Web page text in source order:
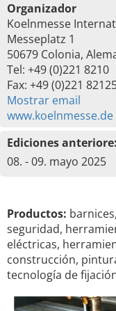
Organizador
Koelnmesse
Messeplatz 1
50679 Colonia,
Tel: +49 (0)221 8210
Fax: +49 (0)221
Mostrar email
www.koelnmesse.de
Ediciones anteriore:
08. - 09. mayo 2025
Productos:
seguridad,
eléctricas,
construcción,
tecnología de